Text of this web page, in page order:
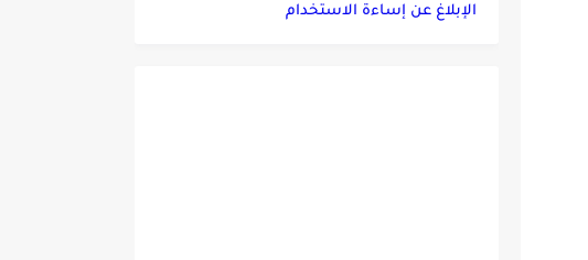
الإبلاغ عن إساءة الاستخدام